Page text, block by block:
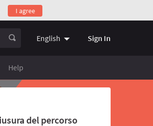
link)
I agree
English Choose language
Sign In
Help
del percorso